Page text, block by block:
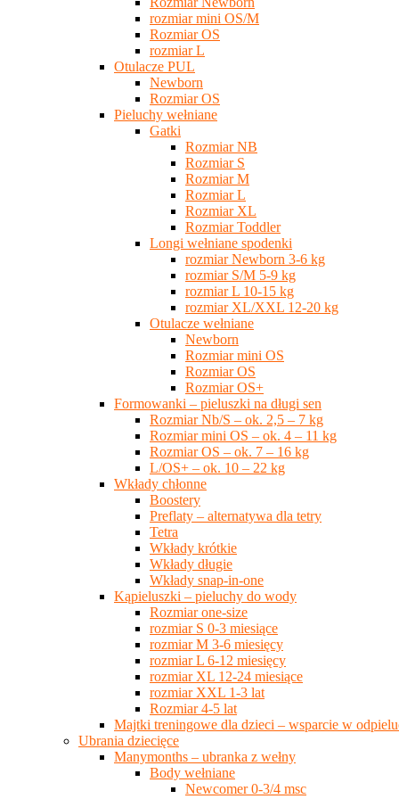
rozmiar mini OS/M
Rozmiar OS
rozmiar L
Otulacze PUL
Newborn
Rozmiar OS
Pieluchy wełniane
Gatki
Rozmiar NB
Rozmiar S
Rozmiar M
Rozmiar L
Rozmiar XL
Rozmiar Toddler
Longi wełniane spodenki
rozmiar Newborn 3-6 kg
rozmiar S/M 5-9 kg
rozmiar L 10-15 kg
rozmiar XL/XXL 12-20 kg
Otulacze wełniane
Newborn
Rozmiar mini OS
Rozmiar OS
Rozmiar OS+
Formowanki – pieluszki na długi sen
Rozmiar Nb/S – ok. 2,5 – 7 kg
Rozmiar mini OS – ok. 4 – 11 kg
Rozmiar OS – ok. 7 – 16 kg
L/OS+ – ok. 10 – 22 kg
Wkłady chłonne
Boostery
Preflaty – alternatywa dla tetry
Tetra
Wkłady krótkie
Wkłady długie
Wkłady snap-in-one
Kąpieluszki – pieluchy do wody
Rozmiar one-size
rozmiar S 0-3 miesiące
rozmiar M 3-6 miesięcy
rozmiar L 6-12 miesięcy
rozmiar XL 12-24 miesiące
rozmiar XXL 1-3 lat
Rozmiar 4-5 lat
Majtki treningowe dla dzieci – wsparcie w
Ubrania dziecięce
Manymonths – ubranka z wełny
Body wełniane
Newcomer 0-3/4 msc